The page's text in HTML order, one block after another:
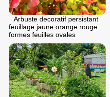
Arbuste decoratif persistant
feuillage jaune orange rouge
formes feuilles ovales